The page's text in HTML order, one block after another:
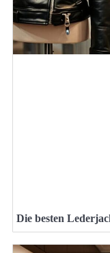
Die besten